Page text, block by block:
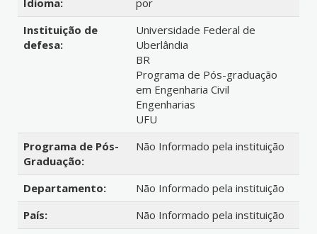
Idioma:
por
Instituição de
defesa:
Universidade Federal de
Uberlândia
BR
Programa de Pós-graduação
em Engenharia Civil
Engenharias
UFU
Programa de Pós-
Graduação:
Não Informado pela instituição
Departamento:
Não Informado pela instituição
País:
Não Informado pela instituição